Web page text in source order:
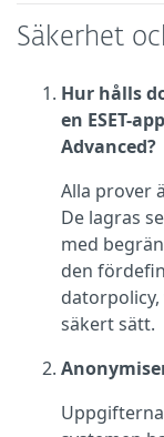
Säkerhet
Hur hålls
en ESET-
Advanced?
Alla prover
De lagras
med
den
säkert sätt.